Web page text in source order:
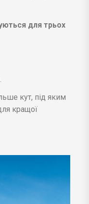
для трьох
кут, під яким
кращої